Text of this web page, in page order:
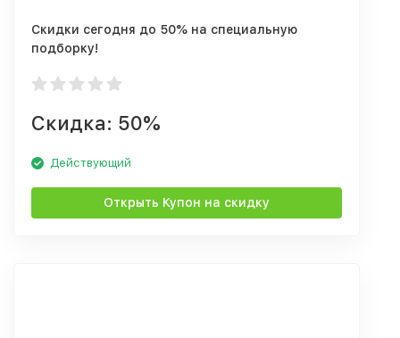
Скидки сегодня до 50% на специальную
подборку!
Скидка: 50%
Действующий
Открыть Купон на скидку